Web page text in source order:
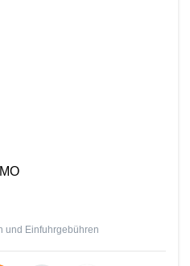
und Einfuhrgebühren